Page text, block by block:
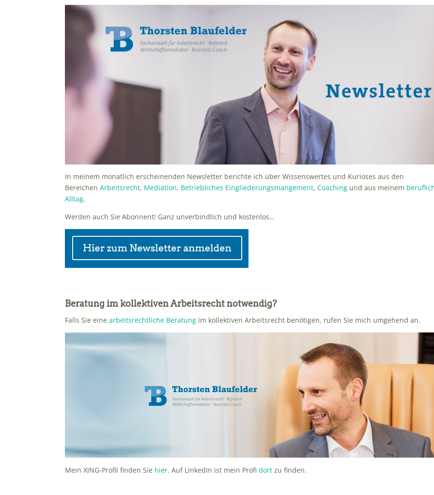
In meinem monatlich erscheinenden Newsletter berichte ich über Wissenswertes und Kurioses aus den
BereichenArbeitsrecht, Mediation, Betriebliches Eingliederungsmangement,Coaching und aus meinem
Alltag.
Werden auch Sie Abonnent! Ganz unverbindlich und kostenlos…
Beratung im kollektiven Arbeitsrecht notwendig?
Falls Sie einearbeitsrechtliche Beratung im kollektiven Arbeitsrecht benötigen, rufen Sie mich umgehend an.
Mein XING-Profil finden Sie hier. Auf LinkedIn ist mein Profidort zu finden.